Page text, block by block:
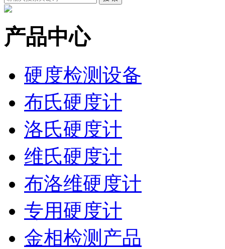
产品中心
硬度检测设备
布氏硬度计
洛氏硬度计
维氏硬度计
布洛维硬度计
专用硬度计
金相检测产品